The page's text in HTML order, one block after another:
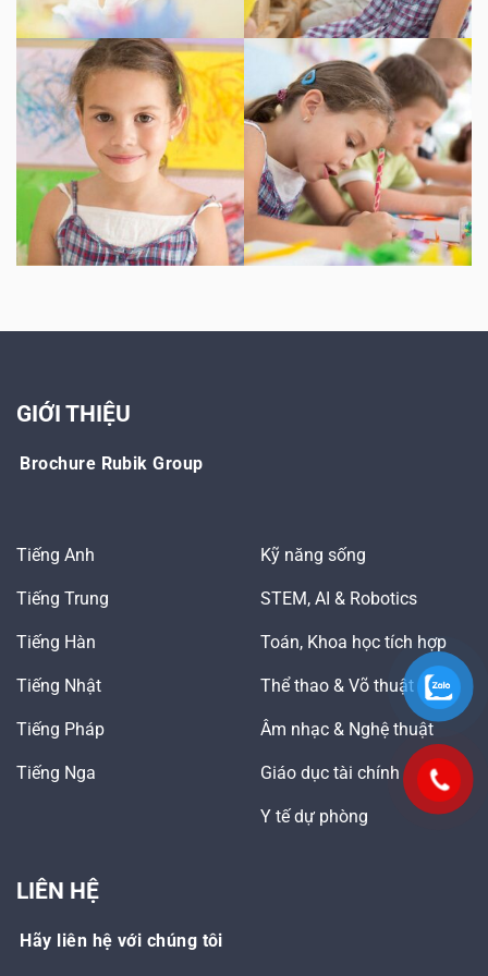
GIỚI THIỆU
Brochure Rubik Group
Tiếng Anh
Tiếng Trung
Tiếng Hàn
Tiếng Nhật
Tiếng Pháp
Tiếng Nga
Kỹ năng sống
STEM, AI & Robotics
Toán, Khoa học tích hợp
Thể thao & Võ thuật
Âm nhạc & Nghệ thuật
Giáo dục tài chính
Y tế dự phòng
LIÊN HỆ
Hãy liên hệ với chúng tôi